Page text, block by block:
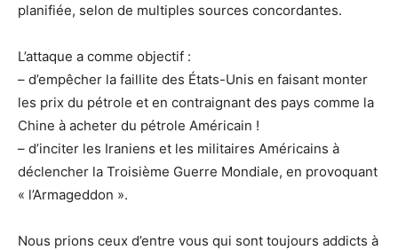
planifiée, selon de multiples sources concordantes.
L’attaque a comme objectif :
– d’empêcher la faillite des États-Unis en faisant monter
les prix du pétrole et en contraignant des pays comme la
Chine à acheter du pétrole Américain !
– d’inciter les Iraniens et les militaires Américains à
déclencher la Troisième Guerre Mondiale, en provoquant
« l’Armageddon ».
Nous prions ceux d’entre vous qui sont toujours addicts à